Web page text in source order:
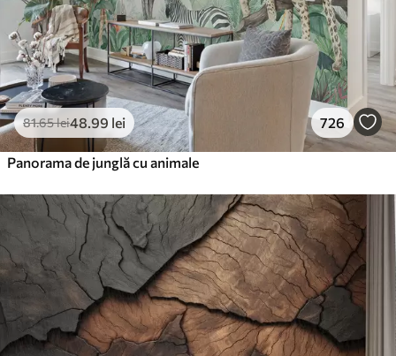
81.65lei48 .99 lei 726
Panorama de junglă cu animale